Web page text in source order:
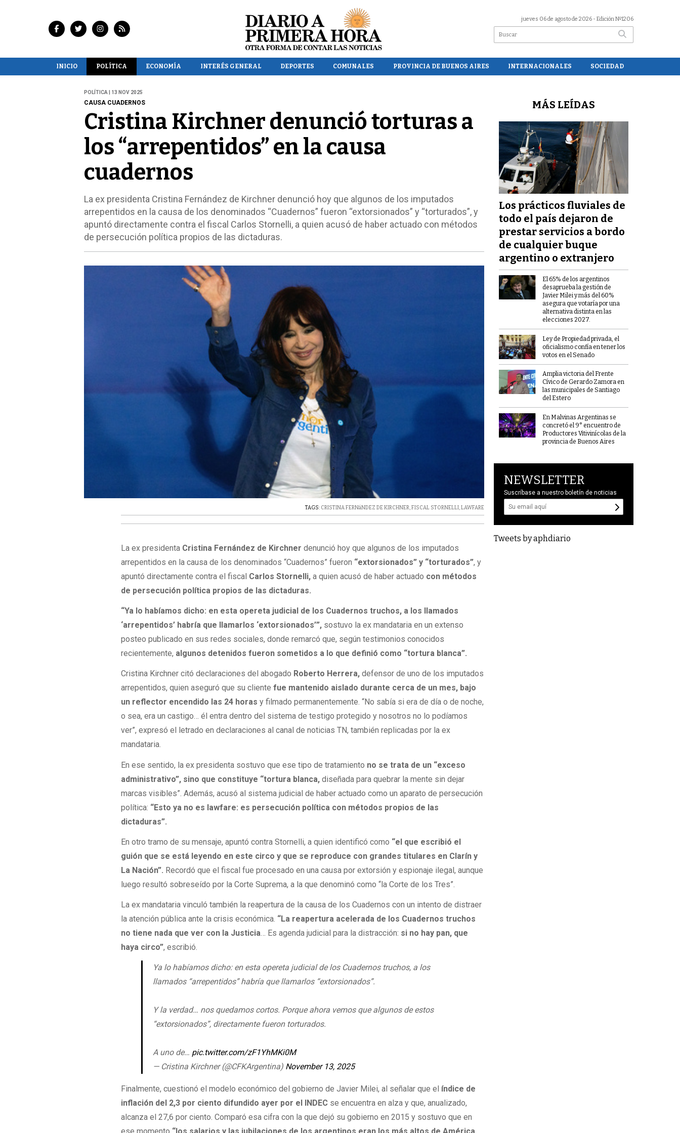
jueves 06 de agosto de 2026 - Edición Nº1206
INICIO POLÍTICA ECONOMÍA INTERÉS GENERAL DEPORTES COMUNALES PROVINCIA DE BUENOS AIRES INTERNACIONALES SOCIEDAD
POLÍTICA | 13 NOV 2025
CAUSA CUADERNOS
Cristina Kirchner denunció torturas a
los “arrepentidos” en la causa
cuadernos
La ex presidenta Cristina Fernández de Kirchner denunció hoy que algunos de los imputados
arrepentidos en la causa de los denominados “Cuadernos” fueron “extorsionados” y “torturados”, y
apuntó directamente contra el fiscal Carlos Stornelli, a quien acusó de haber actuado con métodos
de persecución política propios de las dictaduras.
TAGS: CRISTINA FERNáNDEZ DE KIRCHNER,FISCAL STORNELLI,LAWFARE
La ex presidenta Cristina Fernández de Kirchnerdenunció hoy que algunos de los imputados
arrepentidos en la causa de los denominados “Cuadernos” fueron “extorsionados” y “torturados”, y
apuntó directamente contra el fiscal Carlos Stornelli, a quien acusó de haber actuado con métodos
de persecución política propios de las dictaduras.
“Ya lo habíamos dicho: en esta opereta judicial de los Cuadernos truchos, a los llamados
‘arrepentidos’ habría que llamarlos ‘extorsionados’”, sostuvo la ex mandataria en un extenso
posteo publicado en sus redes sociales, donde remarcó que, según testimonios conocidos
recientemente, algunos detenidos fueron sometidos a lo que definió como “tortura blanca”.
Cristina Kirchner citó declaraciones del abogado Roberto Herrera,defensor de uno de los imputados
arrepentidos, quien aseguró que su clientefue mantenido aislado durante cerca de un mes, bajo
un reflector encendido las 24 horasy filmado permanentemente. “No sabía si era de día o de noche,
o sea, era un castigo… él entra dentro del sistema de testigo protegido y nosotros no lo podíamos
ver”, expresó el letrado en declaraciones al canal de noticias TN, también replicadas por la ex
mandataria.
En ese sentido, la ex presidenta sostuvo que ese tipo de tratamiento no se trata de un “exceso
administrativo”, sino que constituye “tortura blanca, diseñada para quebrar la mente sin dejar
marcas visibles”. Además, acusó al sistema judicial de haber actuado como un aparato de persecución
política: “Esto ya no es lawfare: es persecución política con métodos propios de las
dictaduras”.
En otro tramo de su mensaje, apuntó contra Stornelli, a quien identificó como “el que escribió el
guión que se está leyendo en este circo y que se reproduce con grandes titulares en Clarín y
La Nación”. Recordó que el fiscal fue procesado en una causa por extorsión y espionaje ilegal, aunque
luego resultó sobreseído por la Corte Suprema, a la que denominó como “la Corte de los Tres”.
La ex mandataria vinculó también la reapertura de la causa de los Cuadernos con un intento de distraer
la atención pública ante la crisis económica. “La reapertura acelerada de los Cuadernos truchos
no tiene nada que ver con la Justicia… Es agenda judicial para la distracción: si no hay pan, que
haya circo”, escribió.
Ya lo habíamos dicho: en esta opereta judicial de los Cuadernos truchos, a los
llamados “arrepentidos” habría que llamarlos “extorsionados”.
Y la verdad… nos quedamos cortos. Porque ahora vemos que algunos de estos
“extorsionados”, directamente fueron torturados.
A uno de… pic.twitter.com/zF1YhMKi0M
— Cristina Kirchner (@CFKArgentina) November 13, 2025
Finalmente, cuestionó el modelo económico del gobierno de Javier Milei, al señalar que el índice de
inflación del 2,3 por ciento difundido ayer por el INDEC se encuentra en alza y que, anualizado,
alcanza el 27,6 por ciento. Comparó esa cifra con la que dejó su gobierno en 2015 y sostuvo que en
MÁS LEÍDAS
Los prácticos fluviales de
todo el país dejaron de
prestar servicios a bordo
de cualquier buque
argentino o extranjero
El 65% de los argentinos
desaprueba la gestión de
Javier Milei y más del 60%
asegura que votaría por una
alternativa distinta en las
elecciones 2027.
Ley de Propiedad privada, el
oficialismo confía en tener los
votos en el Senado
Amplia victoria del Frente
Cívico de Gerardo Zamora en
las municipales de Santiago
del Estero
En Malvinas Argentinas se
concretó el 9° encuentro de
Productores Vitivinícolas de la
provincia de Buenos Aires
NEWSLETTER
Suscríbase a nuestro boletín de noticias
Tweets by aphdiario